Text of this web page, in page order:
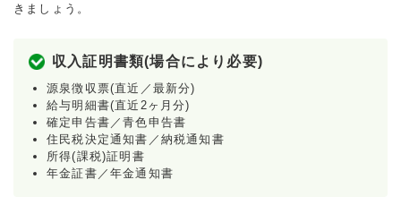
きましょう。
収入証明書類(場合により必要)
源泉徴収票(直近／最新分)
給与明細書(直近2ヶ月分)
確定申告書／青色申告書
住民税決定通知書／納税通知書
所得(課税)証明書
年金証書／年金通知書